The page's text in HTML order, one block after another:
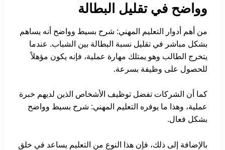
وواضح في تقليل البطالة
من أهم أدوار التعليم المهني: شرح بسيط وواضح أنه يساهم
بشكل مباشر في تقليل نسبة البطالة بين الشباب. عندما
يتخرج الطالب وهو يمتلك مهارة عملية، فإنه يكون مؤهلاً
للحصول على وظيفة بسرعة.
كما أن الشركات تفضل توظيف الأشخاص الذين لديهم خبرة
عملية، وهذا ما يوفره التعليم المهني: شرح بسيط وواضح
بشكل فعال.
بالإضافة إلى ذلك، فإن هذا النوع من التعليم يساعد في خلق